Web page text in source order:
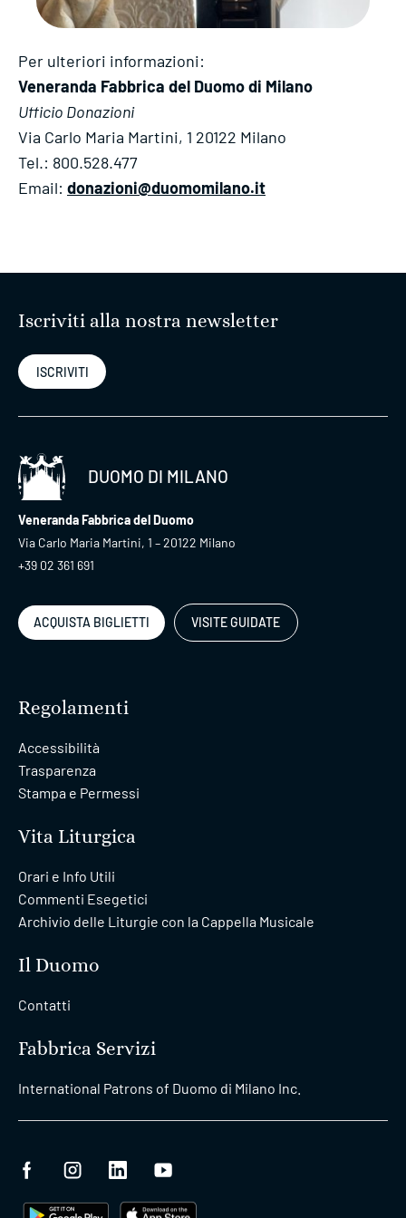
Per ulteriori informazioni:
Veneranda Fabbrica del Duomo di Milano
Ufficio Donazioni
Via Carlo Maria Martini, 1 20122 Milano
Tel.: 800.528.477
Email: donazioni@duomomilano.it
Iscriviti alla nostra newsletter
ISCRIVITI
DUOMO DI MILANO
Veneranda Fabbrica del Duomo
Via Carlo Maria Martini, 1 – 20122 Milano
+39 02 361 691
ACQUISTA BIGLIETTI VISITE GUIDATE
Regolamenti
Accessibilità
Trasparenza
Stampa e Permessi
Vita Liturgica
Orari e Info Utili
Commenti Esegetici
Archivio delle Liturgie con la Cappella Musicale
Il Duomo
Contatti
Fabbrica Servizi
International Patrons of Duomo di Milano Inc.